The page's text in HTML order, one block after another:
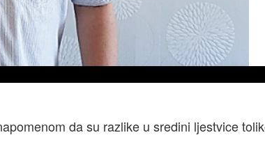
da su razlike u sredini ljestvice